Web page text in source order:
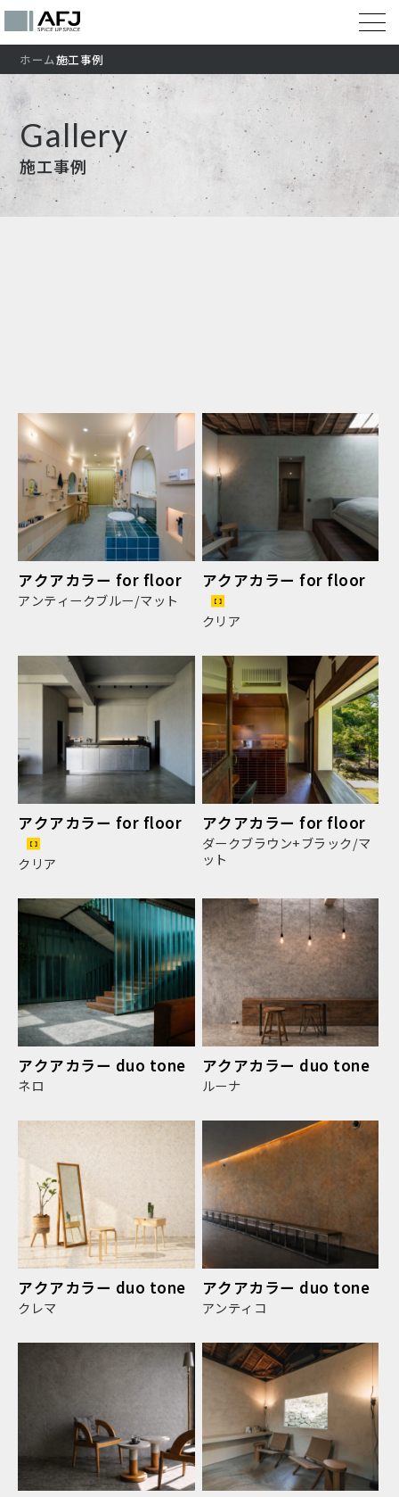
ホーム施工事例
Gallery
施工事例
アクアカラー for floor
アンティークブルー/マット
アクアカラー for floor
クリア
アクアカラー for floor
クリア
アクアカラー for floor
ダークブラウン+ブラック/マ
ット
アクアカラー duo tone
ネロ
アクアカラー duo tone
ルーナ
アクアカラー duo tone
クレマ
アクアカラー duo tone
アンティコ